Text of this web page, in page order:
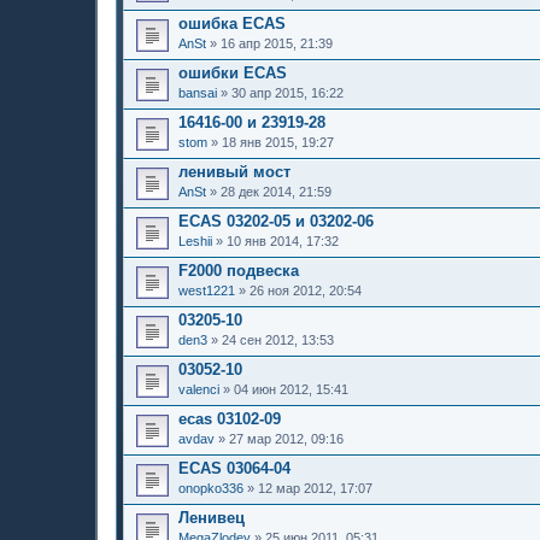
ошибка ECAS
AnSt » 16 апр 2015, 21:39
ошибки ECAS
bansai » 30 апр 2015, 16:22
16416-00 и 23919-28
stom » 18 янв 2015, 19:27
ленивый мост
AnSt » 28 дек 2014, 21:59
ECAS 03202-05 и 03202-06
Leshii » 10 янв 2014, 17:32
F2000 подвеска
west1221 » 26 ноя 2012, 20:54
03205-10
den3 » 24 сен 2012, 13:53
03052-10
valenci » 04 июн 2012, 15:41
ecas 03102-09
avdav » 27 мар 2012, 09:16
ECAS 03064-04
onopko336 » 12 мар 2012, 17:07
Ленивец